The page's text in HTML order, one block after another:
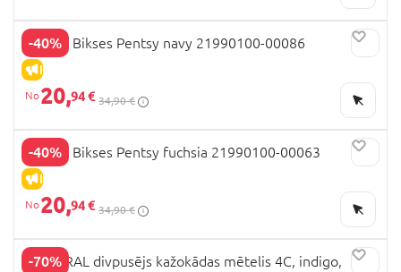
-40%
IZPĀRDOŠANA
HUPPA Bikses Pentsy navy 21990100-00086
20,94 € 34,90 €
-40%
IZPĀRDOŠANA
HUPPA Bikses Pentsy fuchsia 21990100-00063
20,94 € 34,90 €
-70%
MAYORAL divpusējs kažokādas mētelis 4C, indigo,